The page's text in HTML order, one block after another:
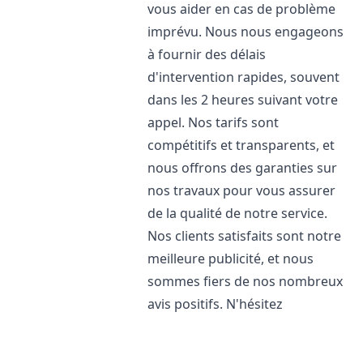
vous aider en cas de problème
imprévu. Nous nous engageons
à fournir des délais
d'intervention rapides, souvent
dans les 2 heures suivant votre
appel. Nos tarifs sont
compétitifs et transparents, et
nous offrons des garanties sur
nos travaux pour vous assurer
de la qualité de notre service.
Nos clients satisfaits sont notre
meilleure publicité, et nous
sommes fiers de nos nombreux
avis positifs. N'hésitez